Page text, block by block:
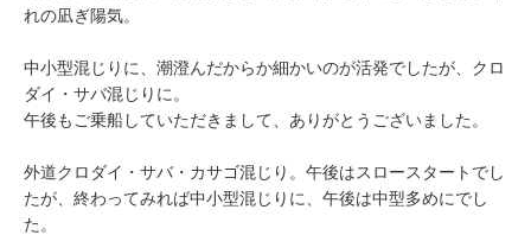
れの凪ぎ陽気。
中小型混じりに、潮澄んだからか細かいのが活発でしたが、クロ
ダイ・サバ混じりに。
午後もご乗船していただきまして、ありがとうございました。
外道クロダイ・サバ・カサゴ混じり。午後はスロースタートでし
たが、終わってみれば中小型混じりに、午後は中型多めにでし
た。